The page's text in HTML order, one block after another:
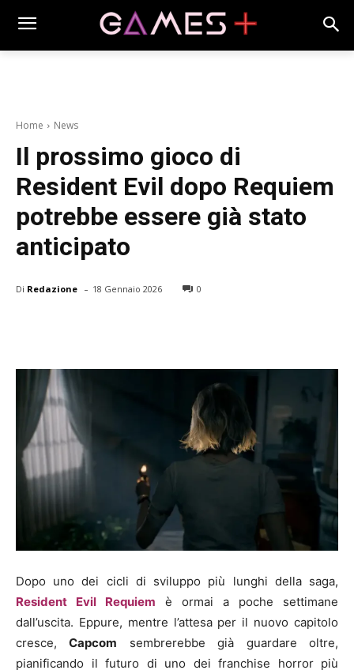
Home News
Il prossimo gioco di
Resident Evil dopo Requiem
potrebbe essere già stato
anticipato
Di Redazione - 18 Gennaio 2026 0
Dopo uno dei cicli di sviluppo più lunghi della saga,
Resident Evil Requiem è ormai a poche settimane
dall’uscita. Eppure, mentre l’attesa per il nuovo capitolo
cresce,Capcom sembrerebbe già guardare oltre,
pianificando il futuro di uno dei franchise horror più